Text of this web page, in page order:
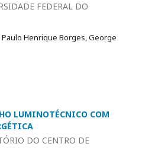
FEDERAL DO
Henrique Borges, George
LUMINOTÉCNICO COM
DO CENTRO DE